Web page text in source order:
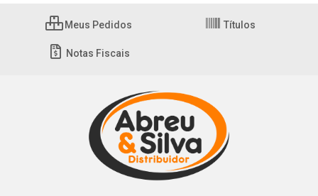
Meus Pedidos Títulos
Notas Fiscais